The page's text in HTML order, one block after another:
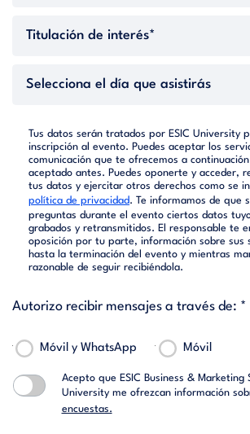
Tus datos serán tratados por ESIC University
inscripción al evento. Puedes aceptar los
comunicación que te ofrecemos a
aceptado antes. Puedes oponerte y acceder,
tus datos y ejercitar otros derechos como se
política de privacidad. Te informamos de que
preguntas durante el evento ciertos datos
grabados y retransmitidos. El responsable te
oposición por tu parte, información sobre sus
hasta la terminación del evento y mientras
razonable de seguir recibiéndola.
Autorizo recibir mensajes a través de: *
Móvil y WhatsApp Móvil
Acepto que ESIC Business & Marketing
University me ofrezcan información
encuestas.